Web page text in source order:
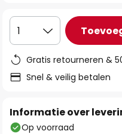
1
Gratis retourneren &
Snel & veilig betalen
Informatie over
Op voorraad